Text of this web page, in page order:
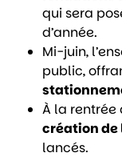
qui sera
d’année.
Mi-juin,
public,
À la rentrée
création de
lancés.